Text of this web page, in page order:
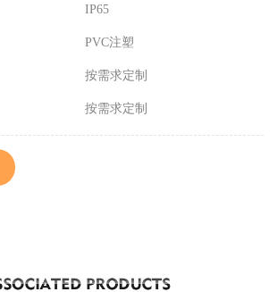
IP65
PVC注塑
按需求定制
按需求定制